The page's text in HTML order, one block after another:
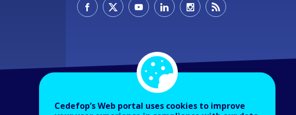
Cedefop’s Web portal uses cookies to improve